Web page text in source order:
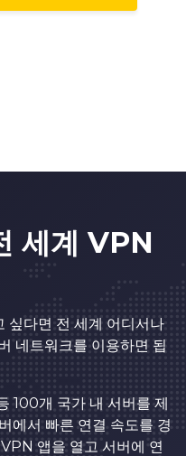
세계 VPN
싶다면 전 세계 어디서나
네트워크를 이용하면 됩
100개 국가 내 서버를 제
에서 빠른 연결 속도를 경
앱을 열고 서버에 연